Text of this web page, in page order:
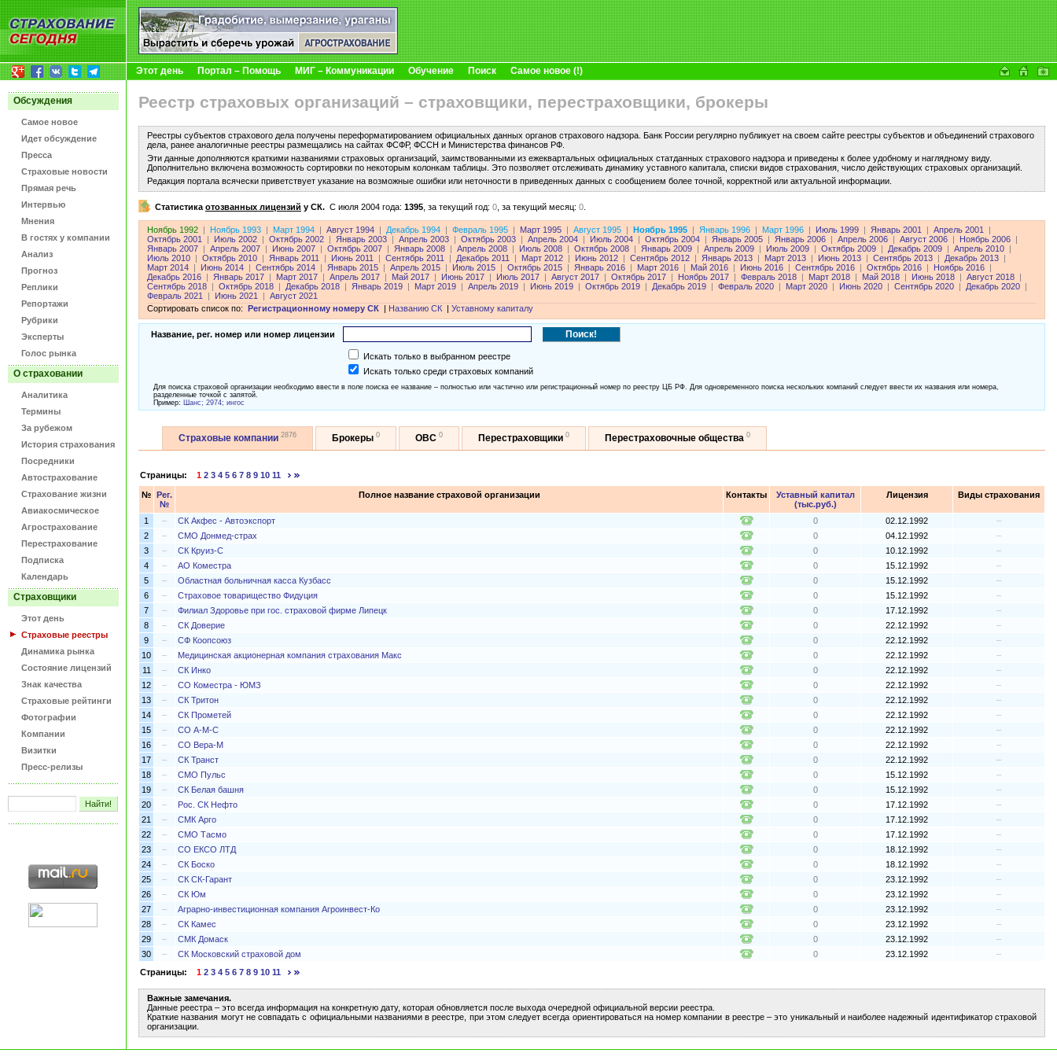
Этот день Портал – Помощь МИГ – Коммуникации Обучение Поиск Самое новое (!)
Обсуждения
Самое новое
Идет обсуждение
Пресса
Страховые новости
Прямая речь
Интервью
Мнения
В гостях у компании
Анализ
Прогноз
Реплики
Репортажи
Рубрики
Эксперты
Голос рынка
О страховании
Аналитика
Термины
За рубежом
История страхования
Посредники
Автострахование
Страхование жизни
Авиакосмическое
Агрострахование
Перестрахование
Подписка
Календарь
Страховщики
Этот день
Страховые реестры
Динамика рынка
Состояние лицензий
Знак качества
Страховые рейтинги
Фотографии
Компании
Визитки
Пресс-релизы
Реестр страховых организаций – страховщики, перестраховщики, брокеры
Реестры субъектов страхового дела получены переформатированием официальных данных органов страхового надзора. Банк России регулярно публикует на своем сайте реестры субъектов и объединений страхового
дела, ранее аналогичные реестры размещались на сайтах ФСФР, ФССН и Министерства финансов РФ.
Эти данные дополняются краткими названиями страховых организаций, заимствованными из ежеквартальных официальных статданных страхового надзора и приведены к более удобному и наглядному виду.
Дополнительно включена возможность сортировки по некоторым колонкам таблицы. Это позволяет отслеживать динамику уставного капитала, списки видов страхования, число действующих страховых организаций.
Редакция портала всячески приветствует указание на возможные ошибки или неточности в приведенных данных с сообщением более точной, корректной или актуальной информации.
Статистика отозванных лицензий у СК. C июля 2004 года: 1395 за текущий год: 0 за текущий месяц: 0
Ноябрь 1992 Ноябрь 1993 Март 1994 Август 1994 Декабрь 1994 Февраль 1995 Март 1995 Август 1995 Ноябрь 1995 Январь 1996 Март 1996 Июль 1999 Январь 2001 Апрель 2001
Октябрь 2001
Июль 2002 Октябрь 2002 Январь 2003 Апрель 2003 Октябрь 2003 Апрель 2004 Июль 2004 Октябрь 2004 Январь 2005 Январь 2006 Апрель 2006 Август 2006 Ноябрь 2006
Январь 2007
Апрель 2007 Июнь 2007 Октябрь 2007 Январь 2008 Апрель 2008 Июль 2008 Октябрь 2008 Январь 2009 Апрель 2009 Июль 2009 Октябрь 2009 Декабрь 2009 Апрель 2010
Июль 2010
Октябрь 2010 Январь 2011 Июнь 2011 Сентябрь 2011 Декабрь 2011 Март 2012 Июнь 2012 Сентябрь 2012 Январь 2013 Март 2013 Июнь 2013 Сентябрь 2013 Декабрь 2013
Март 2014
Июнь 2014 Сентябрь 2014 Январь 2015 Апрель 2015 Июль 2015 Октябрь 2015 Январь 2016 Март 2016 Май 2016 Июнь 2016 Сентябрь 2016 Октябрь 2016 Ноябрь 2016
Декабрь 2016
Январь 2017 Март 2017 Апрель 2017 Май 2017 Июнь 2017 Июль 2017 Август 2017 Октябрь 2017 Ноябрь 2017 Февраль 2018 Март 2018 Май 2018 Июнь 2018 Август 2018
Сентябрь 2018
Октябрь 2018 Декабрь 2018 Январь 2019 Март 2019 Апрель 2019 Июнь 2019 Октябрь 2019 Декабрь 2019 Февраль 2020 Март 2020 Июнь 2020 Сентябрь 2020 Декабрь 2020
Февраль 2021
Июнь 2021
Август 2021
Сортировать список по:
Регистрационному номеру СК Названию СК Уставному капиталу
Название, рег. номер или номер лицензии
Искать только в выбранном реестре
Искать только среди страховых компаний
Для поиска страховой организации необходимо ввести в поле поиска ее название – полностью или частично или регистрационный номер по реестру ЦБ РФ. Для одновременного поиска нескольких компаний следует ввести их названия или номера,
разделенные точкой с запятой.
Пример: Шанс; 2974; ингос
Страховые компании 2876 Брокеры 0 ОВС 0 Перестраховщики 0 Перестраховочные общества 0
Страницы: 1 2 3 4 5 6 7 8 9 10 11
№
Рег.
№
Полное название страховой организации Контакты
Уставный капитал
(тыс.руб.)
Лицензия Виды страхования
1 – СК Акфес - Автоэкспорт 0 02.12.1992
–
2
– СМО Донмед-страх 0 04.12.1992
–
3
– СК Круиз-С 0 10.12.1992
–
4
– АО Коместра 0 15.12.1992
–
5
– Областная больничная касса Кузбасс 0 15.12.1992
–
6
– Страховое товарищество Фидуция 0 15.12.1992
–
7
– Филиал Здоровье при гос. страховой фирме Липецк 0 17.12.1992
–
8
– СК Доверие 0 22.12.1992
–
9
– СФ Коопсоюз 0 22.12.1992
–
10
– Медицинская акционерная компания страхования Макс 0 22.12.1992
–
11
– СК Инко 0 22.12.1992
–
12
– СО Коместра - ЮМЗ 0 22.12.1992
–
13
– СК Тритон 0 22.12.1992
–
14
– СК Прометей 0 22.12.1992
–
15
– СО А-М-С 0 22.12.1992
–
16
– СО Вера-М 0 22.12.1992
–
17
– СК Транст 0 22.12.1992
–
18
– СМО Пульс 0 15.12.1992
–
19
– СК Белая башня 0 15.12.1992
–
20
– Рос. СК Нефто 0 17.12.1992
–
21
– СМК Арго 0 17.12.1992
–
22
– СМО Тасмо 0 17.12.1992
–
23
– СО ЕКСО ЛТД 0 18.12.1992
–
24
– СК Боско 0 18.12.1992
–
25
– СК СК-Гарант 0 23.12.1992
–
26
– СК Юм 0 23.12.1992
–
27
– Аграрно-инвестиционная компания Агроинвест-Ко 0 23.12.1992
–
28
– СК Камес 0 23.12.1992
–
29
– СМК Домаск 0 23.12.1992
–
30
– СК Московский страховой дом 0 23.12.1992
–
Страницы: 1 2 3 4 5 6 7 8 9 10 11
Важные замечания.
Данные реестра – это всегда информация на конкретную дату, которая обновляется после выхода очередной официальной версии реестра.
Краткие названия могут не совпадать с официальными названиями в реестре, при этом следует всегда ориентироваться на номер компании в реестре – это уникальный и наиболее надежный идентификатор страховой
организации.